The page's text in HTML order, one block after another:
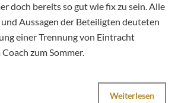
doch bereits so gut wie fix zu sein. Alle
Aussagen der Beteiligten deuteten
einer Trennung von Eintracht
zum Sommer.
Weiterlesen